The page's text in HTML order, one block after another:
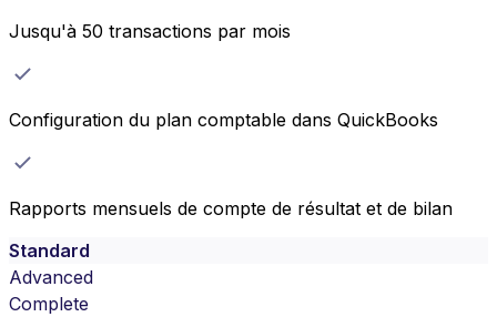
Jusqu'à 50 transactions par mois
Configuration du plan comptable dans QuickBooks
Rapports mensuels de compte de résultat et de bilan
Standard
Advanced
Complete